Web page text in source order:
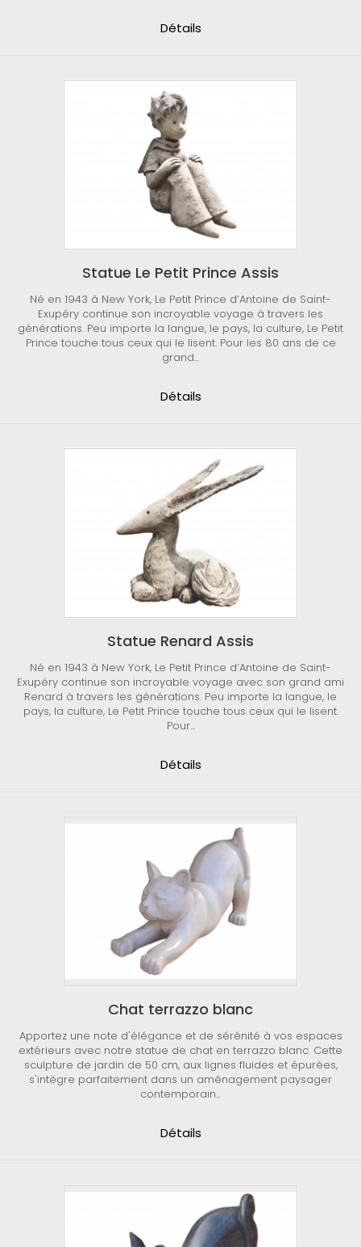
Détails
Statue Le Petit Prince Assis
Né en 1943 à New York, Le Petit Prince d’Antoine de Saint-
Exupéry continue son incroyable voyage à travers les
générations. Peu importe la langue, le pays, la culture, Le Petit
Prince touche tous ceux qui le lisent. Pour les 80 ans de ce
grand...
Détails
Statue Renard Assis
Né en 1943 à New York, Le Petit Prince d’Antoine de Saint-
Exupéry continue son incroyable voyage avec son grand ami
Renard à travers les générations. Peu importe la langue, le
pays, la culture, Le Petit Prince touche tous ceux qui le lisent.
Pour...
Détails
Chat terrazzo blanc
Apportez une note d'élégance et de sérénité à vos espaces
extérieurs avec notre statue de chat en terrazzo blanc. Cette
sculpture de jardin de 50 cm, aux lignes fluides et épurées,
s'intègre parfaitement dans un aménagement paysager
contemporain...
Détails